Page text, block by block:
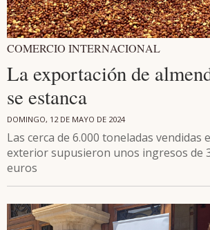
COMERCIO INTERNACIONAL
La exportación de
se estanca
DOMINGO, 12 DE MAYO DE 2024
Las cerca de 6.000 toneladas vendidas
exterior supusieron unos ingresos de
euros